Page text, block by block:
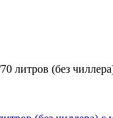
литров (без